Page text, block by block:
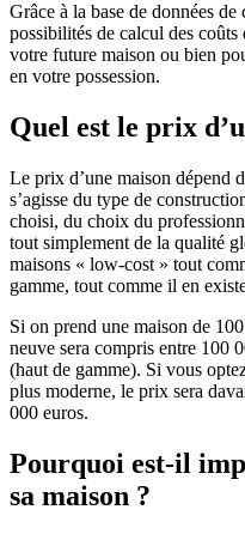
Grâce à la base de données
possibilités de calcul des
votre future maison ou bien
en votre possession.
Quel est le prix
Le prix d’une maison dépend
s’agisse du type de
choisi, du choix du
tout simplement de la qualité
maisons « low-cost » tout
gamme, tout comme il en
Si on prend une maison de
neuve sera compris entre 100
(haut de gamme). Si vous
plus moderne, le prix sera
000 euros.
Pourquoi est-il
sa maison ?